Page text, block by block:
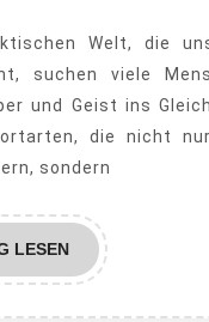
und
Ruhe:
suchen viele
und Geist ins
die nicht
sondern
LESENBEITRAG
LESEN